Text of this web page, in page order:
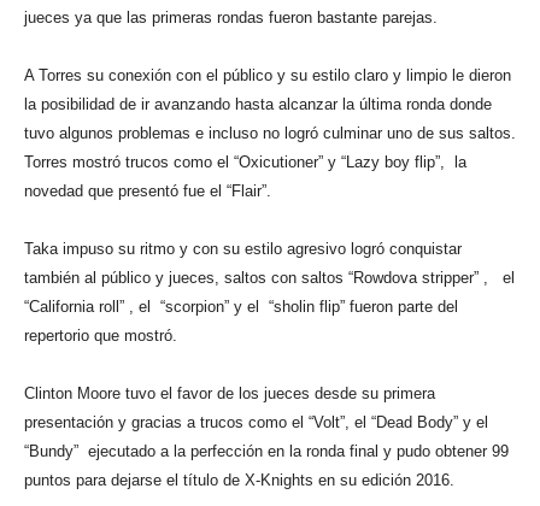
jueces ya que las primeras rondas fueron bastante parejas.
A Torres su conexión con el público y su estilo claro y limpio le dieron
la posibilidad de ir avanzando hasta alcanzar la última ronda donde
tuvo algunos problemas e incluso no logró culminar uno de sus saltos.
Torres mostró trucos como el “Oxicutioner” y “Lazy boy flip”, la
novedad que presentó fue el “Flair”.
Taka impuso su ritmo y con su estilo agresivo logró conquistar
también al público y jueces, saltos con saltos “Rowdova stripper” , el
“California roll” , el “scorpion” y el “sholin flip” fueron parte del
repertorio que mostró.
Clinton Moore tuvo el favor de los jueces desde su primera
presentación y gracias a trucos como el “Volt”, el “Dead Body” y el
“Bundy” ejecutado a la perfección en la ronda final y pudo obtener 99
puntos para dejarse el título de X-Knights en su edición 2016.